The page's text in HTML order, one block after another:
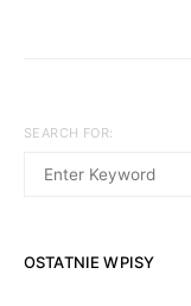
SEARCH FOR:
OSTATNIE WPISY